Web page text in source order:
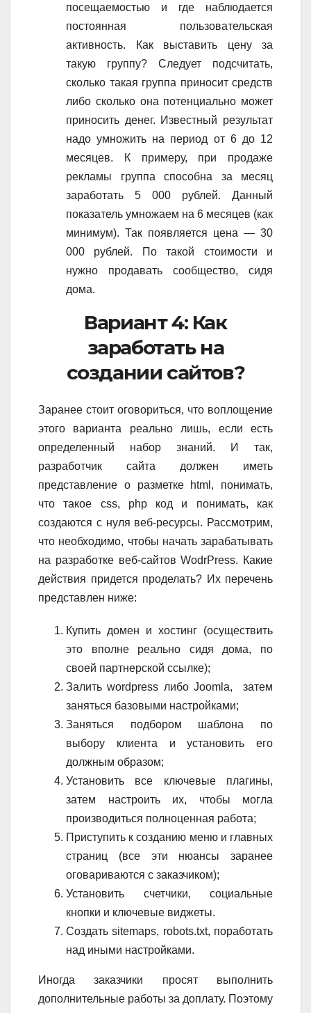
посещаемостью и где наблюдается
постоянная пользовательская
активность. Как выставить цену за
такую группу? Следует подсчитать,
сколько такая группа приносит средств
либо сколько она потенциально может
приносить денег. Известный результат
надо умножить на период от 6 до 12
месяцев. К примеру, при продаже
рекламы группа способна за месяц
заработать 5 000 рублей. Данный
показатель умножаем на 6 месяцев (как
минимум). Так появляется цена — 30
000 рублей. По такой стоимости и
нужно продавать сообщество, сидя
дома.
Вариант 4: Как
заработать на
создании сайтов?
Заранее стоит оговориться, что воплощение
этого варианта реально лишь, если есть
определенный набор знаний. И так,
разработчик сайта должен иметь
представление о разметке html, понимать,
что такое css, php код и понимать, как
создаются с нуля веб-ресурсы. Рассмотрим,
что необходимо, чтобы начать зарабатывать
на разработке веб-сайтов WodrPress. Какие
действия придется проделать? Их перечень
представлен ниже:
Купить домен и хостинг (осуществить
это вполне реально сидя дома, по
своей партнерской ссылке);
Залить wordpress либо Joomla, затем
заняться базовыми настройками;
Заняться подбором шаблона по
выбору клиента и установить его
должным образом;
Установить все ключевые плагины,
затем настроить их, чтобы могла
производиться полноценная работа;
Приступить к созданию меню и главных
страниц (все эти нюансы заранее
оговариваются с заказчиком);
Установить счетчики, социальные
кнопки и ключевые виджеты.
Создать sitemaps, robots.txt, поработать
над иными настройками.
Иногда заказчики просят выполнить
дополнительные работы за доплату. Поэтому